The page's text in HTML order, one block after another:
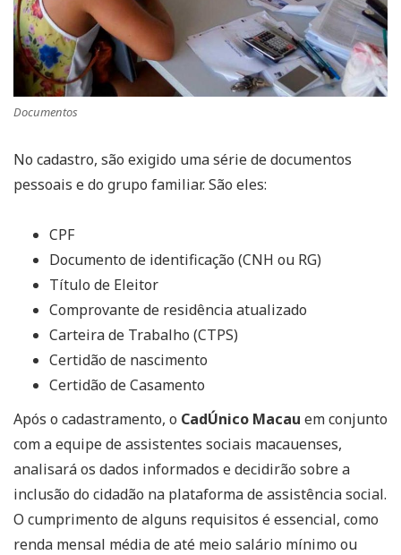
Documentos
No cadastro, são exigido uma série de documentos
pessoais e do grupo familiar. São eles:
CPF
Documento de identificação (CNH ou RG)
Título de Eleitor
Comprovante de residência atualizado
Carteira de Trabalho (CTPS)
Certidão de nascimento
Certidão de Casamento
Após o cadastramento, o CadÚnico Macau em conjunto
com a equipe de assistentes sociais macauenses,
analisará os dados informados e decidirão sobre a
inclusão do cidadão na plataforma de assistência social.
O cumprimento de alguns requisitos é essencial, como
renda mensal média de até meio salário mínimo ou